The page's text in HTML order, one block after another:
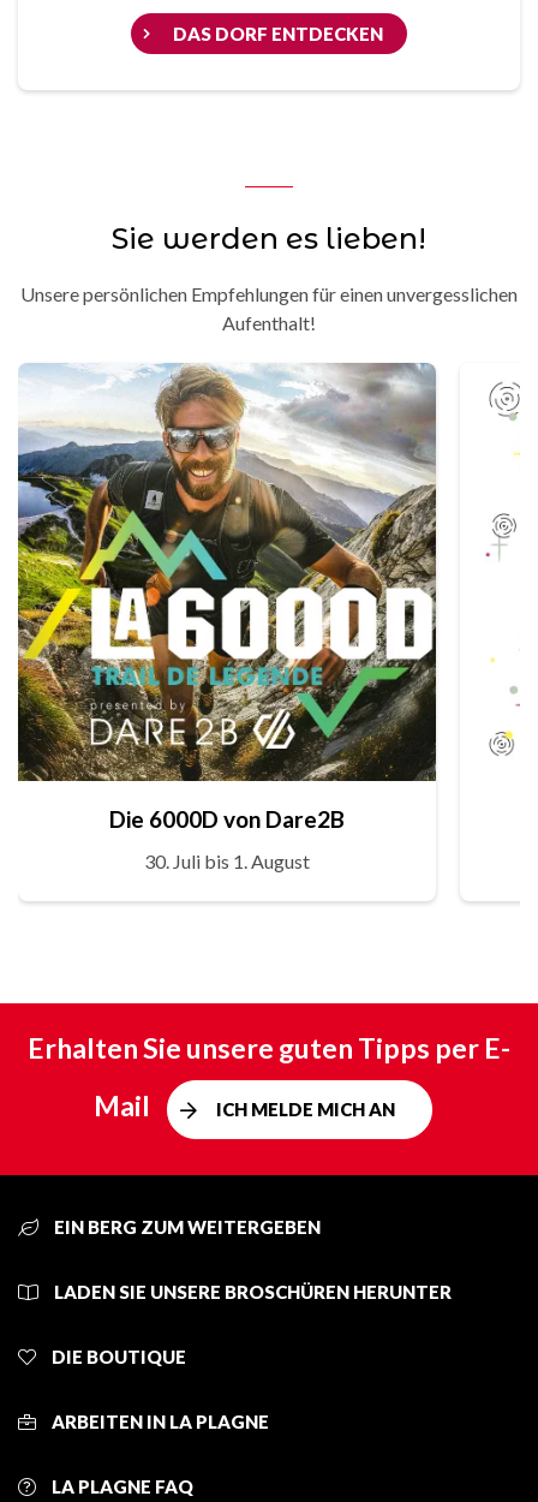
DAS DORF ENTDECKEN
Sie werden es lieben!
Unsere persönlichen Empfehlungen für einen unvergesslichen
Aufenthalt!
Die 6000D von Dare2B
30. Juli bis 1. August
Erhalten Sie unsere guten Tipps per E-
Mail
ICH MELDE MICH AN
EIN BERG ZUM WEITERGEBEN
LADEN SIE UNSERE BROSCHÜREN HERUNTER
DIE BOUTIQUE
ARBEITEN IN LA PLAGNE
LA PLAGNE FAQ